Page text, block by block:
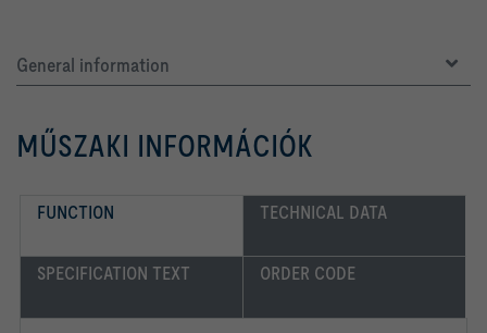
General information
MŰSZAKI INFORMÁCIÓK
FUNCTION TECHNICAL DATA
SPECIFICATION TEXT ORDER CODE